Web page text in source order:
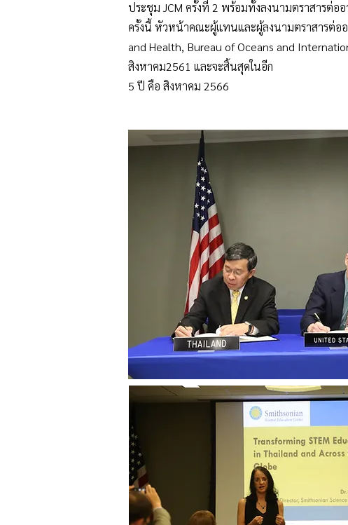
ประชุม JCM ครั้งที่ 2 พร้อมทั้งลงนามตราสารต่อ
ครั้งนี้ หัวหน้าคณะผู้แทนและผู้ลงนามตราสารต่ออ
and Health, Bureau of Oceans and
สิงหาคม2561 และจะสิ้นสุดในอีก
5 ปี คือ สิงหาคม 2566